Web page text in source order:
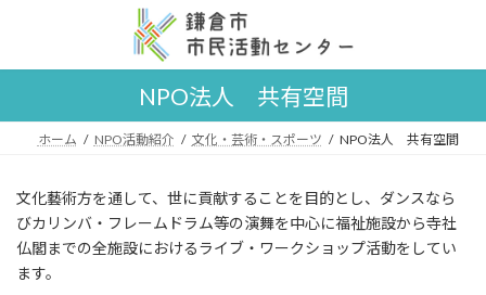
ン
へ
ー
ョ
NPO法人 共有空間
ホーム NPO活動紹介 文化・芸術・スポーツ NPO法人 共有空間
文化藝術方を通して、世に貢献することを目的とし、ダンスなら
びカリンバ・フレームドラム等の演舞を中心に福祉施設から寺社
仏閣までの全施設におけるライブ・ワークショップ活動をしてい
ます。